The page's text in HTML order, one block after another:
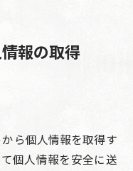
報の取得
ら個人情報を取得す
個人情報を安全に送